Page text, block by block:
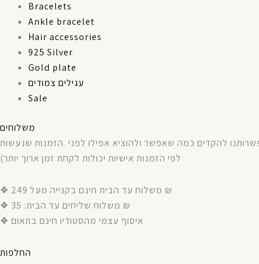
Bracelets
Ankle bracelet
Hair accessories
925 Silver
Gold plate
עגילים צמודים
Sale
משלוחים
להקדים כמה שאפשר ולהוציא אפילו לפני .הזמנות שנעשות
לפי הזמנות אישיות יכולות לקחת זמן ארוך יותר)
❖ משלוח עד הבית חינם בקנייה מעל 249 ₪
❖ משלוח שליחים עד הבית: 35 ₪
❖ איסוף עצמי מהסטודיו חינם בתאום
החלפות